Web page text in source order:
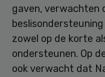
gaven, verwachten
zowel op de korte
ondersteunen. Op
ook verwacht dat